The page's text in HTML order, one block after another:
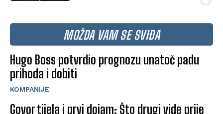
MOŽDA VAM SE SVIĐA
Hugo Boss potvrdio prognozu unatoč padu
prihoda i dobiti
KOMPANIJE
Govor tijela i prvi dojam: Što drugi vide prije